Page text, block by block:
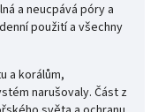
a neucpává póry a
použití a všechny
a korálům,
narušovaly. Část z